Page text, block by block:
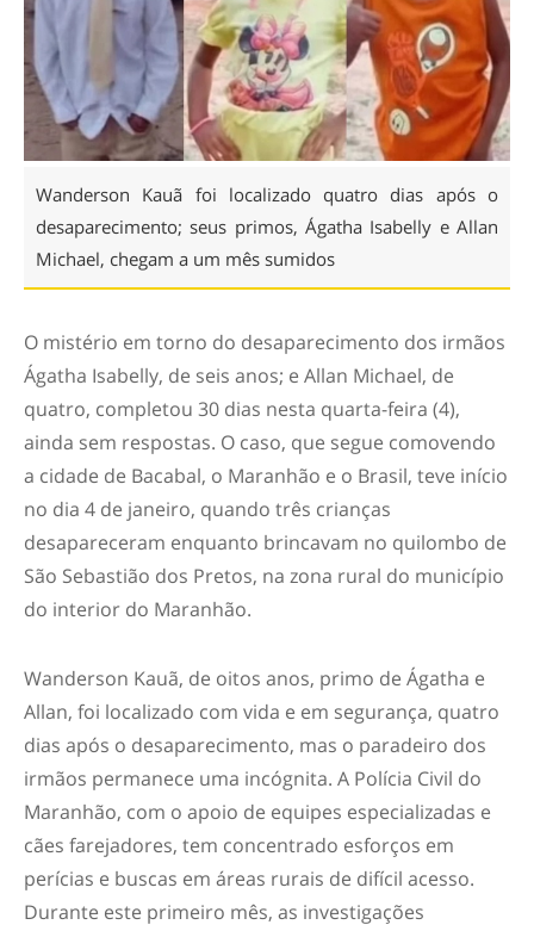
Wanderson Kauã foi localizado quatro dias após o
desaparecimento; seus primos, Ágatha Isabelly e Allan
Michael, chegam a um mês sumidos
O mistério em torno do desaparecimento dos irmãos
Ágatha Isabelly, de seis anos; e Allan Michael, de
quatro, completou 30 dias nesta quarta-feira (4),
ainda sem respostas. O caso, que segue comovendo
a cidade de Bacabal, o Maranhão e o Brasil, teve início
no dia 4 de janeiro, quando três crianças
desapareceram enquanto brincavam no quilombo de
São Sebastião dos Pretos, na zona rural do município
do interior do Maranhão.
Wanderson Kauã, de oitos anos, primo de Ágatha e
Allan, foi localizado com vida e em segurança, quatro
dias após o desaparecimento, mas o paradeiro dos
irmãos permanece uma incógnita. A Polícia Civil do
Maranhão, com o apoio de equipes especializadas e
cães farejadores, tem concentrado esforços em
perícias e buscas em áreas rurais de difícil acesso.
Durante este primeiro mês, as investigações